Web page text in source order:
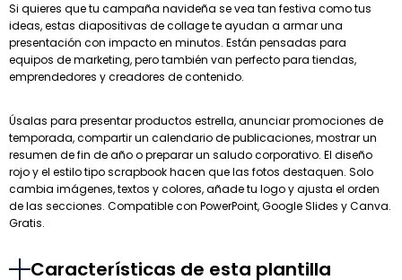
Si quieres que tu campaña navideña se vea tan festiva como tus
ideas, estas diapositivas de collage te ayudan a armar una
presentación con impacto en minutos. Están pensadas para
equipos de marketing, pero también van perfecto para tiendas,
emprendedores y creadores de contenido.
Úsalas para presentar productos estrella, anunciar promociones de
temporada, compartir un calendario de publicaciones, mostrar un
resumen de fin de año o preparar un saludo corporativo. El diseño
rojo y el estilo tipo scrapbook hacen que las fotos destaquen. Solo
cambia imágenes, textos y colores, añade tu logo y ajusta el orden
de las secciones. Compatible con PowerPoint, Google Slides y Canva.
Gratis.
Características de esta plantilla